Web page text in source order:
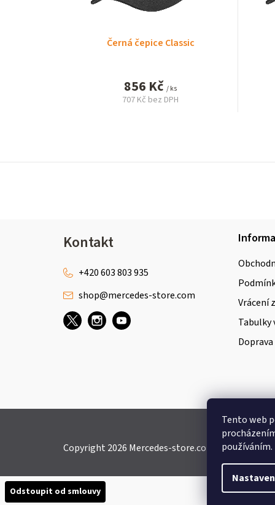
Tento web
používáním.
Černá čepice Classic
856 Kč / ks
707 Kč bez DPH
Kontakt
shop@mercedes-store.com
+420 603 803 935
Vrácení
Copyright 2026 Mercedes-store.com . Všechna
Odstoupit od smlouvy